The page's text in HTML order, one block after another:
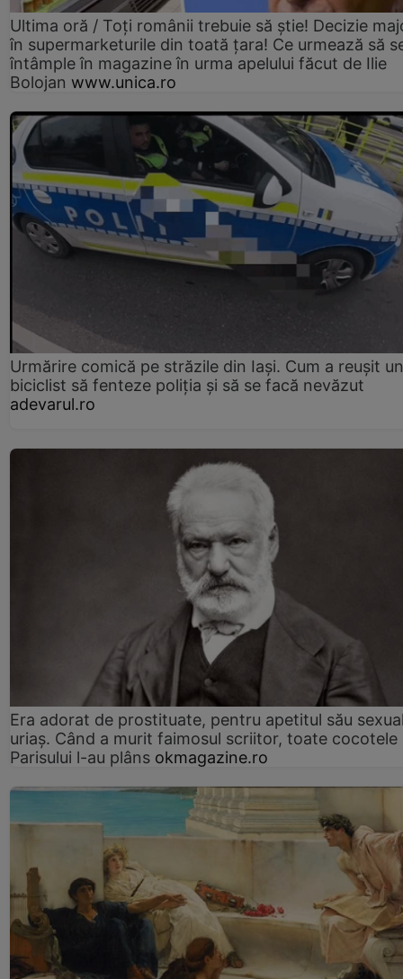
Ultima oră / Toți românii trebuie să știe! Decizie
în supermarketurile din toată țara! Ce urmează să
întâmple în magazine în urma apelului făcut de Ilie
Bolojan www.unica.ro
Urmărire comică pe străzile din Iași. Cum a reușit un
biciclist să fenteze poliția și să se facă nevăzut
adevarul.ro
Era adorat de prostituate, pentru apetitul său
uriaș. Când a murit faimosul scriitor, toate cocotele
Parisului l-au plâns okmagazine.ro